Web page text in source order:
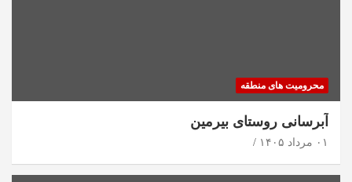
محرومیت های منطقه
آبرسانی روستای بیرمین
۰۱ مرداد ۱۴۰۵